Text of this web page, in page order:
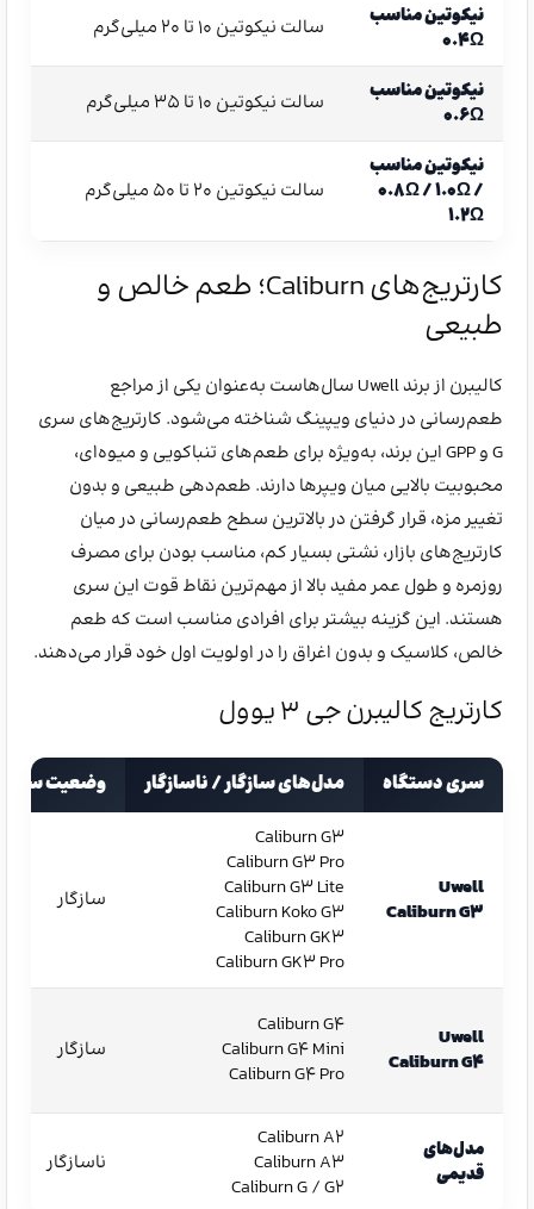
نیکوتین مناسب
۰.۴Ω
سالت نیکوتین ۱۰ تا ۲۰ میلی‌گرم
نیکوتین مناسب
۰.۶Ω
سالت نیکوتین ۱۰ تا ۳۵ میلی‌گرم
نیکوتین مناسب
۰.۸Ω / ۱.۰Ω /
۱.۲Ω
سالت نیکوتین ۲۰ تا ۵۰ میلی‌گرم
کارتریج‌های Caliburn؛ طعم خالص و
طبیعی
کالیبرن از برند Uwell سال‌هاست به‌عنوان یکی از مراجع
طعم‌رسانی در دنیای ویپینگ شناخته می‌شود. کارتریج‌های سری
G و GPP این برند، به‌ویژه برای طعم‌های تنباکویی و میوه‌ای،
محبوبیت بالایی میان ویپرها دارند. طعم‌دهی طبیعی و بدون
تغییر مزه، قرار گرفتن در بالاترین سطح طعم‌رسانی در میان
کارتریج‌های بازار، نشتی بسیار کم، مناسب بودن برای مصرف
روزمره و طول عمر مفید بالا از مهم‌ترین نقاط قوت این سری
هستند. این گزینه بیشتر برای افرادی مناسب است که طعم
خالص، کلاسیک و بدون اغراق را در اولویت اول خود قرار می‌دهند.
کارتریج کالیبرن جی 3 یوول
سری دستگاه مدل‌های سازگار / ناسازگار وضعیت
Uwell
Caliburn G3
Caliburn G3
Caliburn G3 Pro
Caliburn G3 Lite
Caliburn Koko G3
Caliburn GK3
Caliburn GK3 Pro
سازگار
Uwell
Caliburn G4
Caliburn G4
Caliburn G4 Mini
Caliburn G4 Pro
سازگار
مدل‌های
قدیمی
Caliburn A2
Caliburn A3
Caliburn G / G2
ناسازگار